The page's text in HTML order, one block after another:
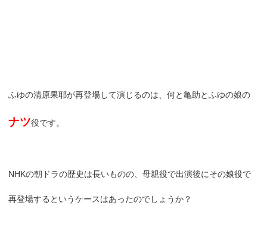
ふゆの清原果耶が再登場して演じるのは、何と亀助とふゆの娘の
ナツ役です。
NHKの朝ドラの歴史は長いものの、母親役で出演後にその娘役で
再登場するというケースはあったのでしょうか？